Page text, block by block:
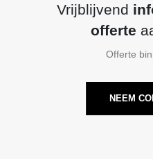
Vrijblijvend
offerte
Offerte
NEEM